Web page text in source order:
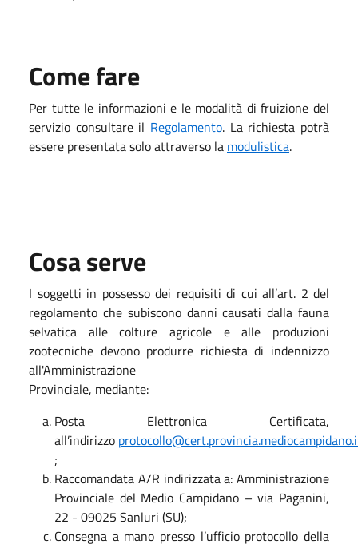
Come fare
Per tutte le informazioni e le modalità di fruizione del
servizio consultare il Regolamento. La richiesta potrà
essere presentata solo attraverso la modulistica.
Cosa serve
I soggetti in possesso dei requisiti di cui all’art. 2 del
regolamento che subiscono danni causati dalla fauna
selvatica alle colture agricole e alle produzioni
zootecniche devono produrre richiesta di indennizzo
all'Amministrazione
Provinciale, mediante:
Posta Elettronica Certificata,
all’indirizzo
;
Raccomandata A/R indirizzata a: Amministrazione
Provinciale del Medio Campidano – via Paganini,
22 - 09025 Sanluri (SU);
Consegna a mano presso l’ufficio protocollo della